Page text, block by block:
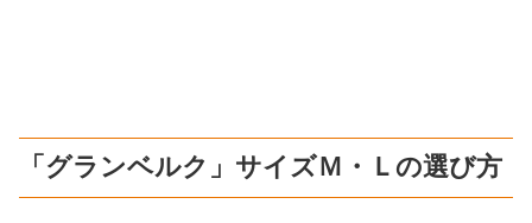
「グランベルク」サイズＭ・Ｌの選び方